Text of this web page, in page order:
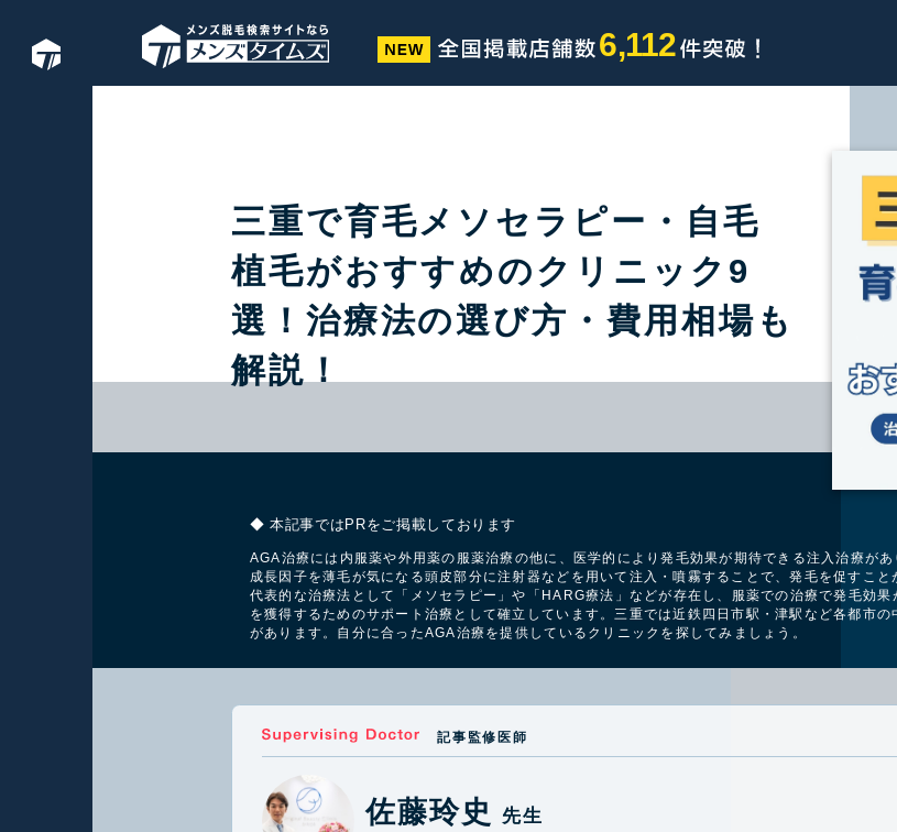
6,112
三重で育毛メソセラピー・自毛
植毛がおすすめのクリニック9
選！治療法の選び方・費用相場も
解説！
◆ 本記事ではPRをご掲載しております
AGA治療には内服薬や外用薬の服薬治療の他に、医学的により発毛効果が期待できる注入治療が
成長因子を薄毛が気になる頭皮部分に注射器などを用いて注入・噴霧することで、発毛を促すこと
代表的な治療法として「メソセラピー」や「HARG療法」などが存在し、
服薬での治療で発毛効
を獲得するためのサポート治療として確立しています。三重では近鉄四日市駅・津駅など各都市の
があります。 自分に合ったAGA治療を提供しているクリニックを探してみましょう。
記事監修医師
佐藤玲史 先生